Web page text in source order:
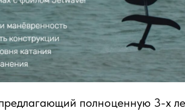
полноценную 3-х